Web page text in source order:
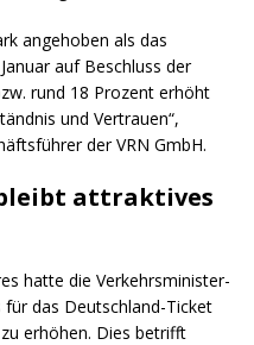
angehoben als das
auf Beschluss der
rund 18 Prozent erhöht
und Vertrauen“,
der VRN GmbH.
attraktives
hatte die Verkehrsminister-
das Deutschland-Ticket
erhöhen. Dies betrifft